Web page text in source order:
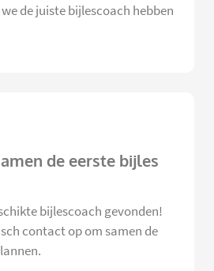
de juiste bijlescoach hebben
de eerste bijles
bijlescoach gevonden!
contact op om samen de